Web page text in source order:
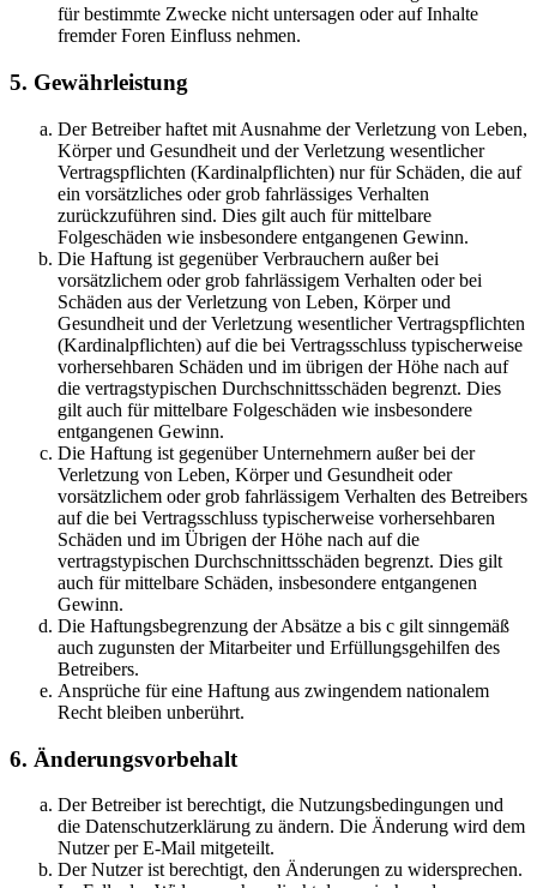
für bestimmte Zwecke nicht untersagen oder auf Inhalte
fremder Foren Einfluss nehmen.
5. Gewährleistung
Der Betreiber haftet mit Ausnahme der Verletzung von Leben,
Körper und Gesundheit und der Verletzung wesentlicher
Vertragspflichten (Kardinalpflichten) nur für Schäden, die auf
ein vorsätzliches oder grob fahrlässiges Verhalten
zurückzuführen sind. Dies gilt auch für mittelbare
Folgeschäden wie insbesondere entgangenen Gewinn.
Die Haftung ist gegenüber Verbrauchern außer bei
vorsätzlichem oder grob fahrlässigem Verhalten oder bei
Schäden aus der Verletzung von Leben, Körper und
Gesundheit und der Verletzung wesentlicher Vertragspflichten
(Kardinalpflichten) auf die bei Vertragsschluss typischerweise
vorhersehbaren Schäden und im übrigen der Höhe nach auf
die vertragstypischen Durchschnittsschäden begrenzt. Dies
gilt auch für mittelbare Folgeschäden wie insbesondere
entgangenen Gewinn.
Die Haftung ist gegenüber Unternehmern außer bei der
Verletzung von Leben, Körper und Gesundheit oder
vorsätzlichem oder grob fahrlässigem Verhalten des Betreibers
auf die bei Vertragsschluss typischerweise vorhersehbaren
Schäden und im Übrigen der Höhe nach auf die
vertragstypischen Durchschnittsschäden begrenzt. Dies gilt
auch für mittelbare Schäden, insbesondere entgangenen
Gewinn.
Die Haftungsbegrenzung der Absätze a bis c gilt sinngemäß
auch zugunsten der Mitarbeiter und Erfüllungsgehilfen des
Betreibers.
Ansprüche für eine Haftung aus zwingendem nationalem
Recht bleiben unberührt.
6. Änderungsvorbehalt
Der Betreiber ist berechtigt, die Nutzungsbedingungen und
die Datenschutzerklärung zu ändern. Die Änderung wird dem
Nutzer per E-Mail mitgeteilt.
Der Nutzer ist berechtigt, den Änderungen zu widersprechen.